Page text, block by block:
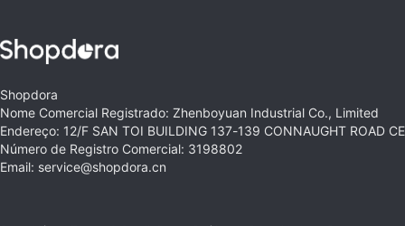
Shopdora
Nome Comercial Registrado: Zhenboyuan Industrial Co., Limited
Endereço: 12/F SAN TOI BUILDING 137-139 CONNAUGHT ROAD
Número de Registro Comercial: 3198802
Email: service@shopdora.cn